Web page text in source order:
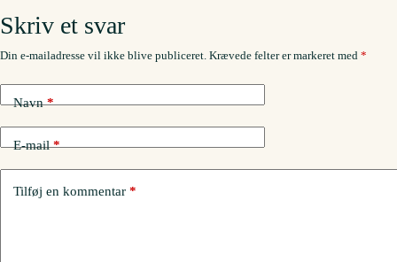
Skriv et svar
Din e-mailadresse vil ikke blive publiceret. Krævede felter er markeret med *
Navn*
E-mail*
Tilføj en kommentar *